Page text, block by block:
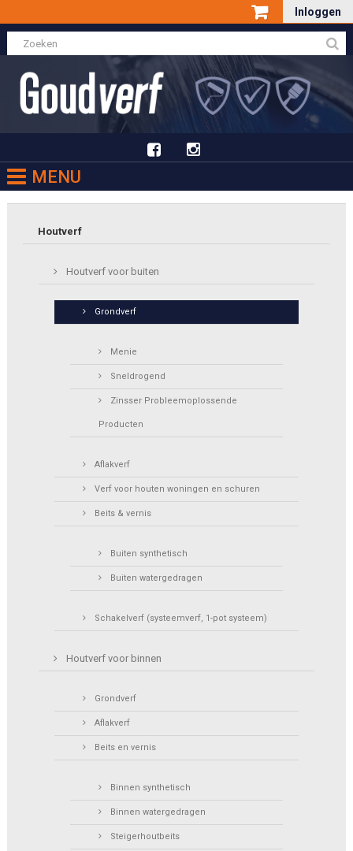
Inloggen
MENU
Houtverf
Houtverf voor buiten
Grondverf
Menie
Sneldrogend
Zinsser Probleemoplossende
Producten
Aflakverf
Verf voor houten woningen en schuren
Beits & vernis
Buiten synthetisch
Buiten watergedragen
Schakelverf (systeemverf, 1-pot systeem)
Houtverf voor binnen
Grondverf
Aflakverf
Beits en vernis
Binnen synthetisch
Binnen watergedragen
Steigerhoutbeits